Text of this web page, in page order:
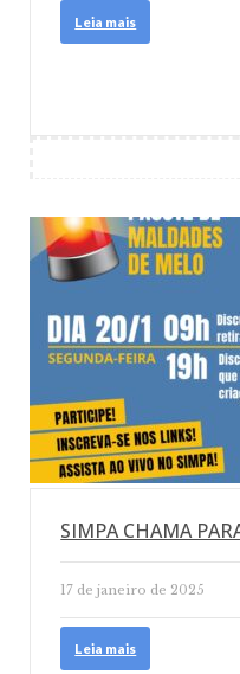
Leia mais
SIMPA CHAMA
17 de janeiro de 2025
Leia mais